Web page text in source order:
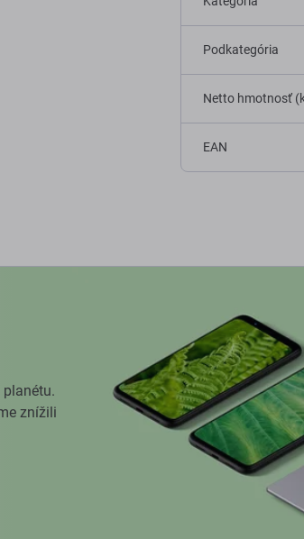
Podkategória
Netto hmotnosť
EAN
znížili